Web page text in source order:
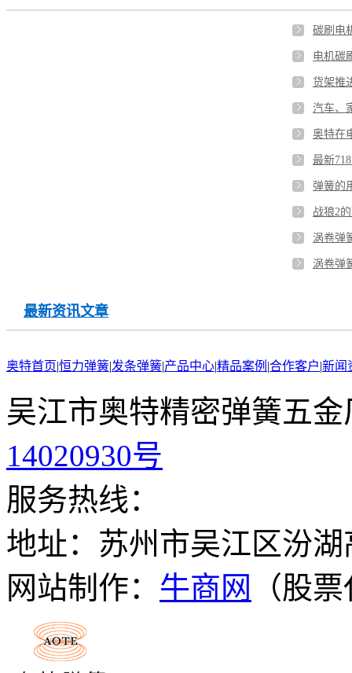
碳刷电
电机碳
货架推
奥特在
最新
弹簧的
战狼2
涡卷弹
涡卷弹
最新资讯文章
奥特首页|恒力弹簧|发条弹簧|产品中心|精品案例 |合作客户|新闻
吴江市奥特精密弹簧五
14020930号
服务热线：
地址：苏州市吴江区汾
网站制作： 牛商网 （股